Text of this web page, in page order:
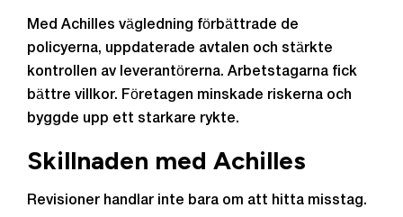
Med Achilles vägledning förbättrade de
policyerna, uppdaterade avtalen och stärkte
kontrollen av leverantörerna. Arbetstagarna fick
bättre villkor. Företagen minskade riskerna och
byggde upp ett starkare rykte.
Skillnaden med Achilles
Revisioner handlar inte bara om att hitta misstag.